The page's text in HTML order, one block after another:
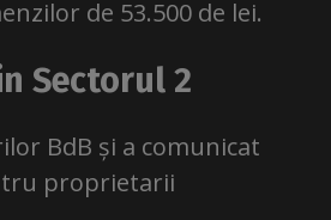
de 53.500 de lei.
Sectorul 2
BdB și a comunicat
proprietarii